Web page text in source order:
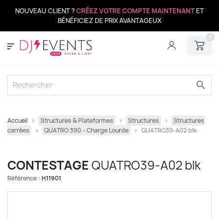
NOUVEAU CLIENT ?CRÉEZ VOTRE COMPTE MAINTENANT ET
BÉNÉFICIEZ DE PRIX AVANTAGEUX
0
search
Accueil Structures & Plateformes Structures
Structures
carrées
QUATRO 390 - Charge Lourde QUATRO39-A02 blk
CONTESTAGE QUATRO39-A02 blk
Référence : H11901